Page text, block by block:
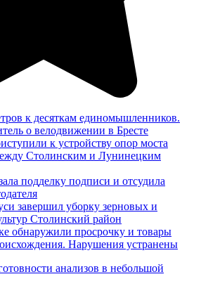
к десяткам единомышленников.
о велодвижении в Бресте
к устройству опор моста
Столинским и Лунинецким
подделку подписи и отсудила
завершил уборку зерновых и
Столинский район
обнаружили просрочку и товары
Нарушения устранены
анализов в небольшой